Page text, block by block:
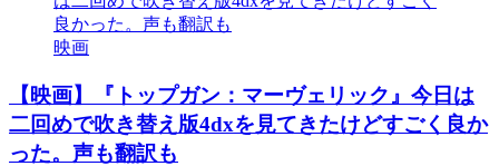
映画
【映画】『トップガン：マーヴェリック』今日は
二回めで吹き替え版4dxを見てきたけどすごく良か
った。声も翻訳も